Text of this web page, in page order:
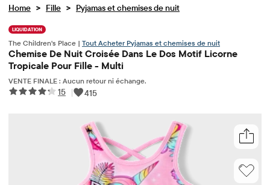
cherches?
Home > Fille > Pyjamas et chemises de nuit
LIQUIDATION
The Children's Place | Tout Acheter Pyjamas et chemises de nuit
Chemise De Nuit Croisée Dans Le Dos Motif Licorne
Tropicale Pour Fille - Multi
VENTE FINALE : Aucun retour ni échange.
15 | 415